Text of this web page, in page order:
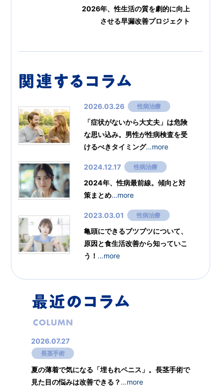
2026年、性生活の質を劇的に向上
させる早漏改善プロジェクト
2026.03.26 性病治療
「症状がないから大丈夫」は危険
な思い込み。男性が性病検査を受
けるべきタイミング…more
2024.12.17 性病治療
2024年、性病最前線。傾向と対
策まとめ…more
2023.03.01 性病治療
亀頭にできるブツブツについて、
原因と食生活改善から知っていこ
う！ …more
2026.07.27
長茎手術
夏の薄着で気になる「埋もれペニス」。長茎手術で
見た目の悩みは改善できる？ …more